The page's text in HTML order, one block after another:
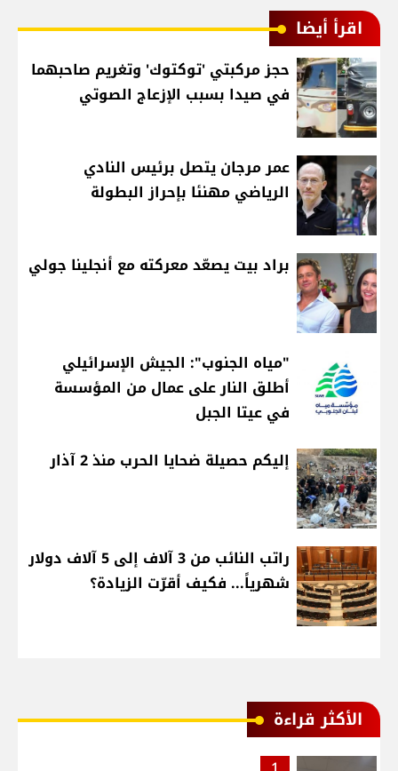
اقرأ أيضا
حجز مركبتي 'توكتوك' وتغريم صاحبهما
في صيدا بسبب الإزعاج الصوتي
عمر مرجان يتصل برئيس النادي
الرياضي مهنئا بإحراز البطولة
براد بيت يصعّد معركته مع أنجلينا جولي
"مياه الجنوب": الجيش الإسرائيلي
أطلق النار على عمال من المؤسسة
في عيتا الجبل
إليكم حصيلة ضحايا الحرب منذ 2 آذار
راتب النائب من 3 آلاف إلى 5 آلاف دولار
شهرياً... فكيف أقرّت الزيادة؟
الأكثر قراءة